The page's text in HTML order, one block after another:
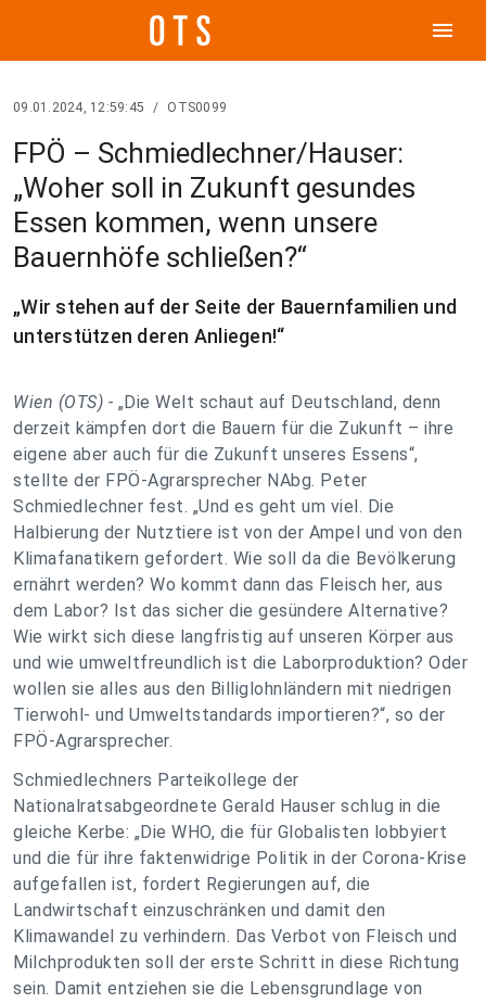
menu
09.01.2024, 12:59:45 / OTS0099
FPÖ – Schmiedlechner/Hauser:
„Woher soll in Zukunft gesundes
Essen kommen, wenn unsere
Bauernhöfe schließen?“
„Wir stehen auf der Seite der Bauernfamilien und
unterstützen deren Anliegen!“
Wien (OTS) - „Die Welt schaut auf Deutschland, denn
derzeit kämpfen dort die Bauern für die Zukunft – ihre
eigene aber auch für die Zukunft unseres Essens“,
stellte der FPÖ-Agrarsprecher NAbg. Peter
Schmiedlechner fest. „Und es geht um viel. Die
Halbierung der Nutztiere ist von der Ampel und von den
Klimafanatikern gefordert. Wie soll da die Bevölkerung
ernährt werden? Wo kommt dann das Fleisch her, aus
dem Labor? Ist das sicher die gesündere Alternative?
Wie wirkt sich diese langfristig auf unseren Körper aus
und wie umweltfreundlich ist die Laborproduktion? Oder
wollen sie alles aus den Billiglohnländern mit niedrigen
Tierwohl- und Umweltstandards importieren?“, so der
FPÖ-Agrarsprecher.
Schmiedlechners Parteikollege der
Nationalratsabgeordnete Gerald Hauser schlug in die
gleiche Kerbe: „Die WHO, die für Globalisten lobbyiert
und die für ihre faktenwidrige Politik in der Corona-Krise
aufgefallen ist, fordert Regierungen auf, die
Landwirtschaft einzuschränken und damit den
Klimawandel zu verhindern. Das Verbot von Fleisch und
Milchprodukten soll der erste Schritt in diese Richtung
sein. Damit entziehen sie die Lebensgrundlage von